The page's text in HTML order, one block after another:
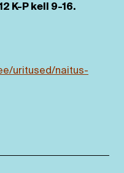
K-P kell 9-16.
uritused/naitus-